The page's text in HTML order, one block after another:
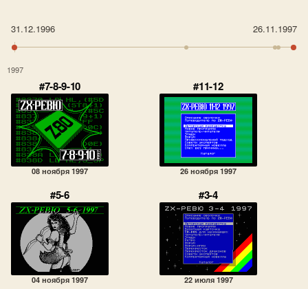
31.12.1996 26.11.1997
1997
#7-8-9-10
08 ноября 1997
#11-12
26 ноября 1997
#5-6
04 ноября 1997
#3-4
22 июля 1997